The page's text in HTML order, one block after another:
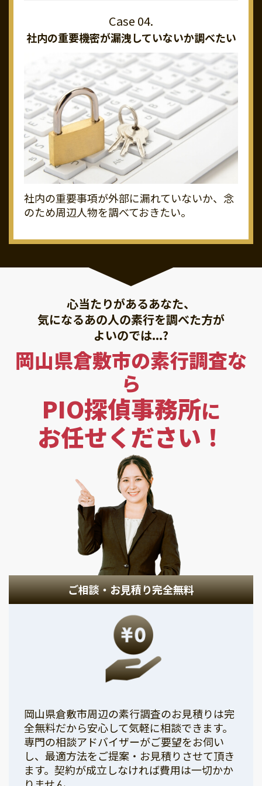
社内の重要機密が漏洩していないか調べたい
社内の重要事項が外部に漏れていないか、念
のため周辺人物を調べておきたい。
心当たりがあるあなた、
気になるあの人の素行を調べた方が
よいのでは...?
岡山県倉敷市の素行調査な
ら
PIO探偵事務所に
お任せください！
ご相談・お見積り完全無料
岡山県倉敷市周辺の素行調査のお見積りは完
全無料だから安心して気軽に相談できます。
専門の相談アドバイザーがご要望をお伺い
し、最適方法をご提案・お見積りさせて頂き
ます。契約が成立しなければ費用は一切かか